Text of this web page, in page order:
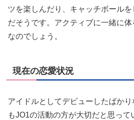
ツを楽しんだり、キャッチボール
だそうです。アクティブに一緒に
なのでしょう。
現在の恋愛状況
アイドルとしてデビューしたばか
もJO1の活動の方が大切だと思っ